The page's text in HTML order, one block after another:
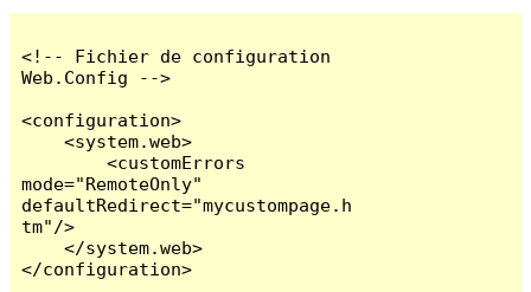
<!-- Fichier de configuration
Web.Config -->
<configuration>
    <system.web>
        <customErrors
mode="RemoteOnly"
defaultRedirect="mycustompage.h
tm"/>
    </system.web>
</configuration>